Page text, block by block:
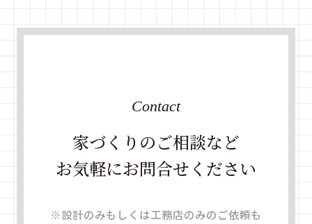
家づくりのご相談など
お気軽にお問合せください
Contact
※設計のみもしくは工務店のみのご依頼も